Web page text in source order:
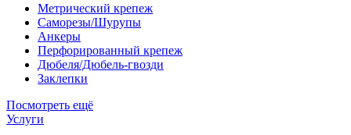
Метрический крепеж
Саморезы/Шурупы
Анкеры
Перфорированный крепеж
Дюбеля/Дюбель-гвозди
Заклепки
Посмотреть ещё
Услуги